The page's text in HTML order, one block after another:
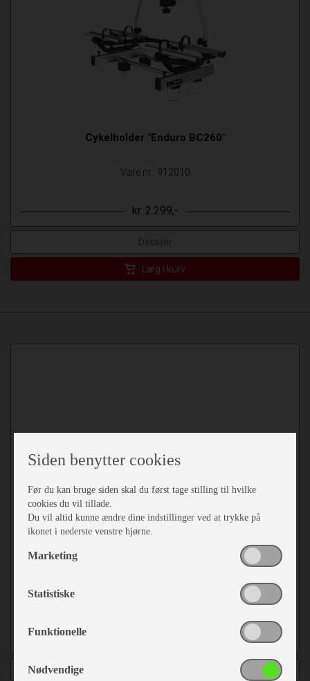
Cykelholder "Enduro BC260"
Vare nr.: 912010
kr. 2.299,-
Detaljer
Læg i kurv
Siden benytter cookies
Før du kan bruge siden skal du først tage stilling til hvilke
cookies du vil tillade.
Du vil altid kunne ændre dine indstillinger ved at trykke på
ikonet i nederste venstre hjørne.
Marketing
Statistiske
Funktionelle
Nødvendige